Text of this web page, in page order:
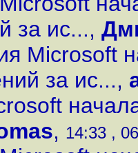
за ис...,
Microsoft
за ис...,
, 14:33 ,